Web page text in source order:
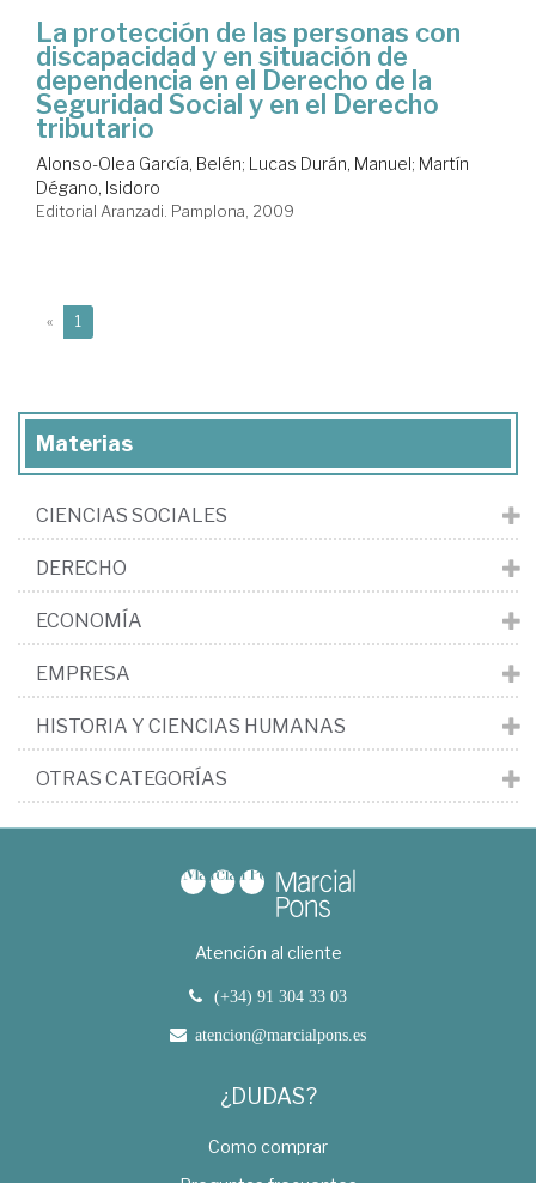
La protección de las personas con
discapacidad y en situación de
dependencia en el Derecho de la
Seguridad Social y en el Derecho
tributario
Alonso-Olea García, Belén; Lucas Durán, Manuel; Martín
Dégano, Isidoro
Editorial Aranzadi. Pamplona, 2009
« 1
Materias
CIENCIAS SOCIALES
DERECHO
ECONOMÍA
EMPRESA
HISTORIA Y CIENCIAS HUMANAS
OTRAS CATEGORÍAS
Atención al cliente
(+34) 91 304 33 03
atencion@marcialpons.es
¿DUDAS?
Como comprar